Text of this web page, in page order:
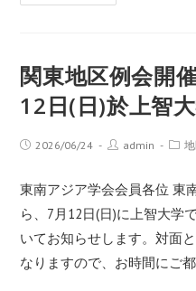
関東地区例会開
12日(日)於上智大
2026/06/24 admin
東南アジア学会会員各位 東
ら、7月12日(日)に上智大学
いてお知らせします。対面
なりますので、お時間にご